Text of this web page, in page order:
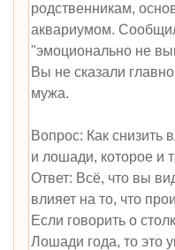
родственникам,
аквариумом.
"эмоционально не
Вы не сказали
мужа.
Вопрос: Как снизить
и лошади, которое и
Ответ: Всё, что вы
влияет на то, что
Если говорить о
Лошади года, то это